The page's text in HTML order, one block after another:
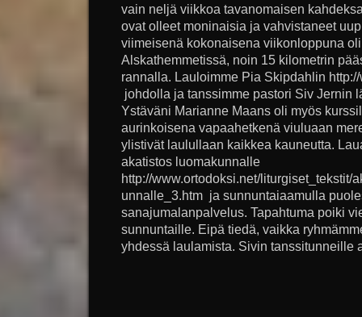
vain neljä viikkoa tavanomaisen
ovat olleet moninaisia ja vahvistaneet
viimeisenä kokonaisena viikonloppuna
Alskathemmetissä, noin 15 kilometrin
rannalla. Lauloimme Pia Skipdahlin
johdolla ja tanssimme pastori Siv Jernin
Ystäväni Marianne Maans oli myös
aurinkoisena vapaahetkenä viuluaan
ylistivät laulullaan kaikkea kauneutta.
akatistos luomakunnalle
http://www.ortodoksi.net/liturgiset_tekstit/
unnalle_3.htm ja sunnuntaiaamulla
sanajumalanpalvelus. Tapahtuma poiki
sunnuntaille. Eipä tiedä, vaikka
yhdessä laulamista. Sivin tanssitunneille